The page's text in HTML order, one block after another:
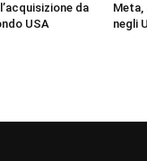
da
USA
Meta,
negli